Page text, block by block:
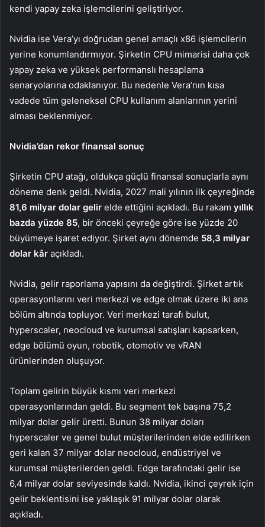
kendi yapay zeka işlemcilerini geliştiriyor.
Nvidia ise Vera’yı doğrudan genel amaçlı x86 işlemcilerin
yerine konumlandırmıyor. Şirketin CPU mimarisi daha çok
yapay zeka ve yüksek performanslı hesaplama
senaryolarına odaklanıyor. Bu nedenle Vera’nın kısa
vadede tüm geleneksel CPU kullanım alanlarının yerini
alması beklenmiyor.
Nvidia’dan rekor finansal sonuç
Şirketin CPU atağı, oldukça güçlü finansal sonuçlarla aynı
döneme denk geldi. Nvidia, 2027 mali yılının ilk çeyreğinde
81,6 milyar dolar gelir elde ettiğini açıkladı. Bu rakam yıllık
bazda yüzde 85, bir önceki çeyreğe göre ise yüzde 20
büyümeye işaret ediyor. Şirket aynı dönemde 58,3 milyar
dolar kâr açıkladı.
Nvidia, gelir raporlama yapısını da değiştirdi. Şirket artık
operasyonlarını veri merkezi ve edge olmak üzere iki ana
bölüm altında topluyor. Veri merkezi tarafı bulut,
hyperscaler, neocloud ve kurumsal satışları kapsarken,
edge bölümü oyun, robotik, otomotiv ve vRAN
ürünlerinden oluşuyor.
Toplam gelirin büyük kısmı veri merkezi
operasyonlarından geldi. Bu segment tek başına 75,2
milyar dolar gelir üretti. Bunun 38 milyar doları
hyperscaler ve genel bulut müşterilerinden elde edilirken
geri kalan 37 milyar dolar neocloud, endüstriyel ve
kurumsal müşterilerden geldi. Edge tarafındaki gelir ise
6,4 milyar dolar seviyesinde kaldı. Nvidia, ikinci çeyrek için
gelir beklentisini ise yaklaşık 91 milyar dolar olarak
açıkladı.